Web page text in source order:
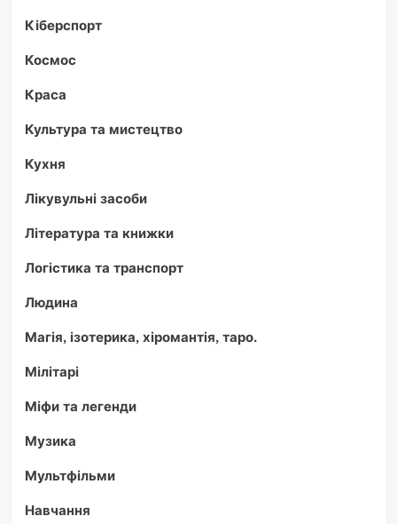
Кіберспорт
Космос
Краса
Культура та мистецтво
Кухня
Лікувульні засоби
Література та книжки
Логістика та транспорт
Людина
Магія, ізотерика, хіромантія, таро.
Мілітарі
Міфи та легенди
Музика
Мультфільми
Навчання